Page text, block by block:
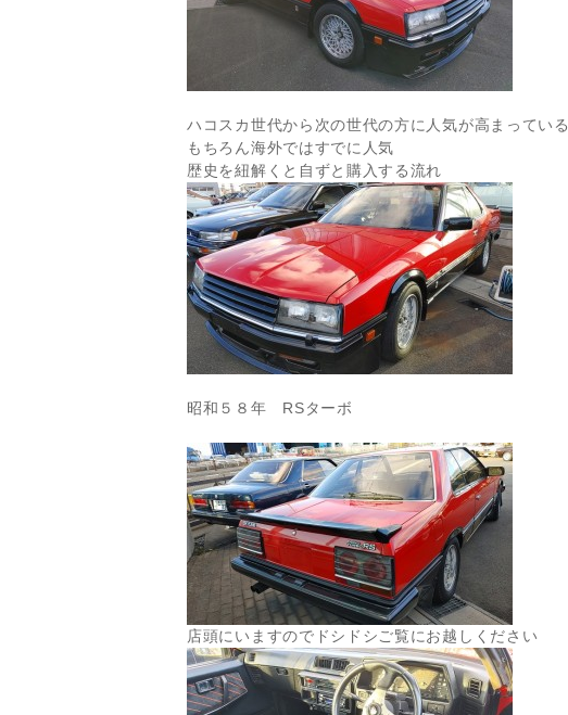
ハコスカ世代から次の世代の方に人気が高まっている
もちろん海外ではすでに人気
歴史を紐解くと自ずと購入する流れ
昭和５８年 RSターボ
店頭にいますのでドシドシご覧にお越しください